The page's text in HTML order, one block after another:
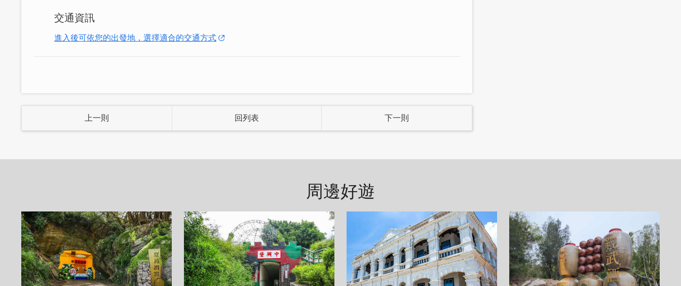
建築獨特附有特色，歷史，文化故事，內涵的優美，這裡的一磚一瓦都有著時代的軌跡，歷經五
交通資訊
進入後可依您的出發地，選擇適合的交通方式
上一則 回列表 下一則
周邊好遊